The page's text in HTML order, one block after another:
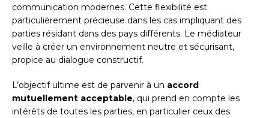
communication modernes. Cette flexibilité est
particulièrement précieuse dans les cas impliquant des
parties résidant dans des pays différents. Le médiateur
veille à créer un environnement neutre et sécurisant,
propice au dialogue constructif.
L’objectif ultime est de parvenir à un accord
mutuellement acceptable, qui prend en compte les
intérêts de toutes les parties, en particulier ceux des